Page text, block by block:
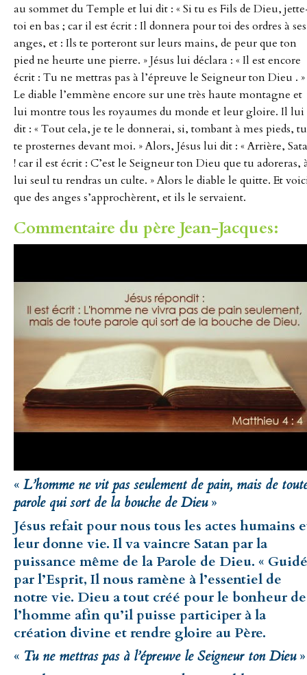
au sommet du Temple et lui dit : « Si tu es Fils de Dieu,
toi en bas ; car il est écrit : Il donnera pour toi des ordres à ses
anges, et : Ils te porteront sur leurs mains, de peur que ton
pied ne heurte une pierre. » Jésus lui déclara : « Il est encore
écrit : Tu ne mettras pas à l’épreuve le Seigneur ton Dieu . »
Le diable l’emmène encore sur une très haute montagne et
lui montre tous les royaumes du monde et leur gloire. Il lui
dit : « Tout cela, je te le donnerai, si, tombant à mes pieds, tu
te prosternes devant moi. » Alors, Jésus lui dit : « Arrière,
! car il est écrit : C’est le Seigneur ton Dieu que tu adoreras,
lui seul tu rendras un culte. » Alors le diable le quitte. Et
que des anges s’approchèrent, et ils le servaient.
Commentaire du père Jean-Jacques:
« L’homme ne vit pas seulement de pain, mais de
parole qui sort de la bouche de Dieu»
Jésus refait pour nous tous les actes humains
leur donne vie. Il va vaincre Satan par la
puissance même de la Parole de Dieu. « Guidé
par l’Esprit, Il nous ramène à l’essentiel de
notre vie. Dieu a tout créé pour le bonheur de
l’homme afin qu’il puisse participer à la
création divine et rendre gloire au Père.
« Tu ne mettras pas à l’épreuve le Seigneur ton Dieu»